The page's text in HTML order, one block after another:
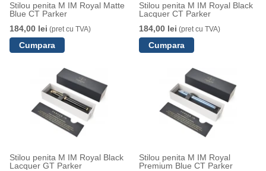
Stilou penita M IM Royal Matte
Blue CT Parker
184,00 lei (pret cu TVA)
Stilou penita M IM Royal Black
Lacquer CT Parker
184,00 lei (pret cu TVA)
Stilou penita M IM Royal Black
Lacquer GT Parker
Stilou penita M IM Royal
Premium Blue CT Parker